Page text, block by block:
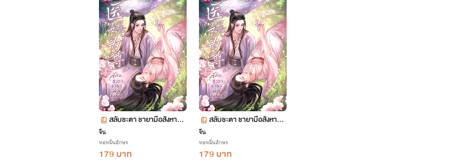
สลับชะตา ชายามือสังหาร เ
จีน
หอหมื่นอักษร
179 บาท
สลับชะตา ชายามือสังหาร เ
จีน
หอหมื่นอักษร
179 บาท